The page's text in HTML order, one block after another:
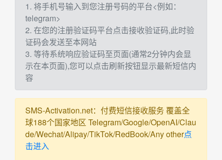
1. 将手机号输入到您注册号码的平台<例如：
telegram>
2. 在您的注册验证码平台点击接收验证码,此时验
证码会发送至本网站
3. 等待系统响应验证码至页面(通常2分钟内会显
示在本页面),您可以点击刷新按钮显示最新短信内
容
SMS-Activation.net：付费短信接收服务 覆盖全
球188个国家地区 Telegram/Google/OpenAI/Clau
de/Wechat/Alipay/TikTok/RedBook/Any other点
击进入